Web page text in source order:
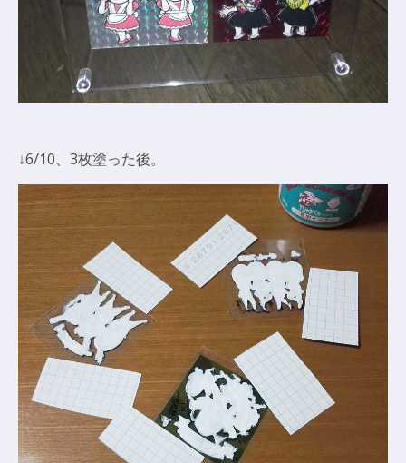
↓6/10、3枚塗った後。